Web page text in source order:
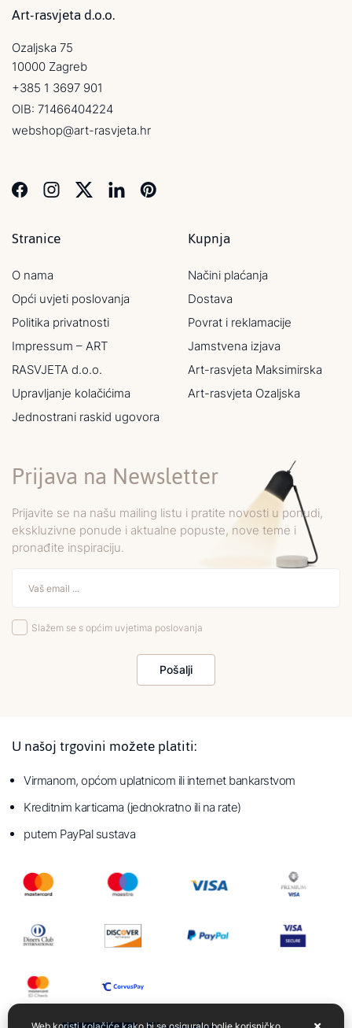
Art-rasvjeta d.o.o.
Ozaljska 75
10000 Zagreb
+385 1 3697 901
OIB: 71466404224
webshop@art-rasvjeta.hr
Stranice
O nama
Opći uvjeti poslovanja
Politika privatnosti
Impressum – ART
RASVJETA d.o.o.
Upravljanje kolačićima
Jednostrani raskid ugovora
Kupnja
Načini plaćanja
Dostava
Povrat i reklamacije
Jamstvena izjava
Art-rasvjeta Maksimirska
Art-rasvjeta Ozaljska
Prijava na Newsletter
Prijavite se na našu mailing listu i pratite novosti u ponudi,
ekskluzivne ponude i aktualne popuste, nove teme i
pronađite inspiraciju.
Slažem se s općim uvjetima poslovanja
Pošalji
U našoj trgovini možete platiti:
Virmanom, općom uplatnicom ili internet bankarstvom
Kreditnim karticama (jednokratno ili na rate)
putem PayPal sustava